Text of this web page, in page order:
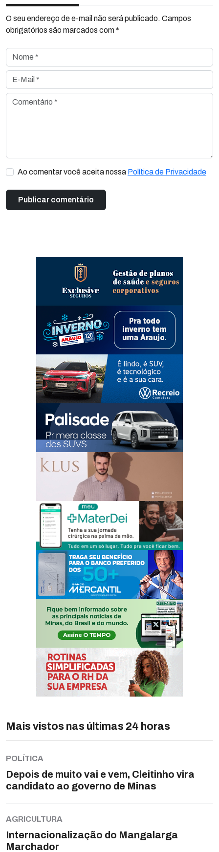
O seu endereço de e-mail não será publicado. Campos
obrigatórios são marcados com *
Nome *
E-Mail *
Comentário *
Ao comentar você aceita nossa Política de Privacidade
Mais vistos nas últimas 24 horas
POLÍTICA
Depois de muito vai e vem, Cleitinho vira
candidato ao governo de Minas
AGRICULTURA
Internacionalização do Mangalarga
Marchador